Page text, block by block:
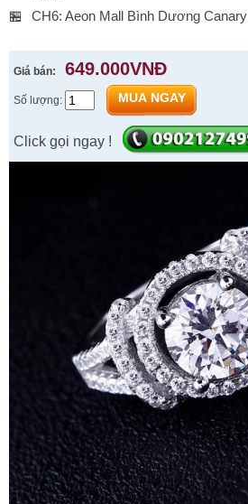
🏪
CH6: Aeon Mall Bình Dương
Giá bán: 649.000VNĐ
Số lượng: MUA NGAY
Click gọi ngay !